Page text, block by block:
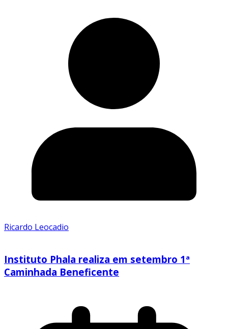
Ricardo Leocadio
Instituto Phala realiza em setembro 1ª
Caminhada Beneficente